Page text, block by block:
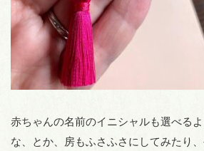
赤ちゃんの名前のイニシャルも選べる
な、とか、房もふさふさにしてみたり